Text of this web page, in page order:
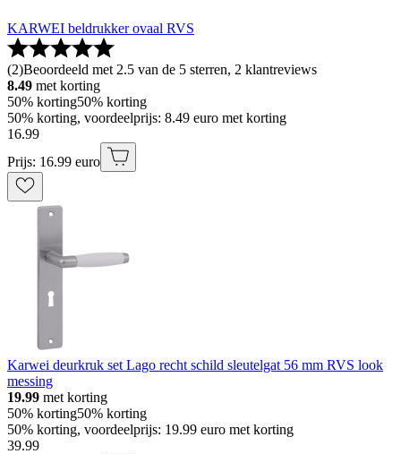
KARWEI beldrukker ovaal RVS
(2)Beoordeeld met 2.5 van de 5 sterren, 2 klantreviews
8.49 met korting
50% korting50% korting
50% korting, voordeelprijs: 8.49 euro met korting
16.99
Prijs: 16.99 euro
Karwei deurkruk set Lago recht schild sleutelgat 56 mm RVS look
messing
19.99 met korting
50% korting50% korting
50% korting, voordeelprijs: 19.99 euro met korting
39.99